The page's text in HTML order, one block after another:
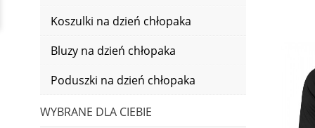
Koszulki na dzień chłopaka
Bluzy na dzień chłopaka
Poduszki na dzień chłopaka
WYBRANE DLA CIEBIE